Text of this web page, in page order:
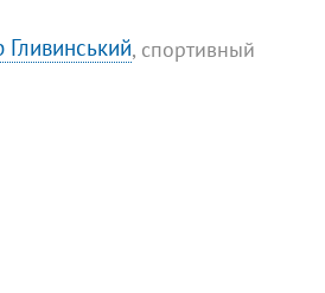
, спортивный